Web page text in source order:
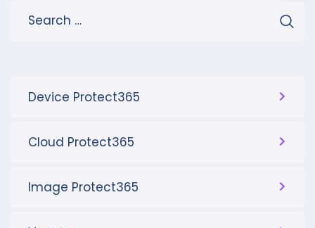
Device Protect365
Cloud Protect365
Image Protect365